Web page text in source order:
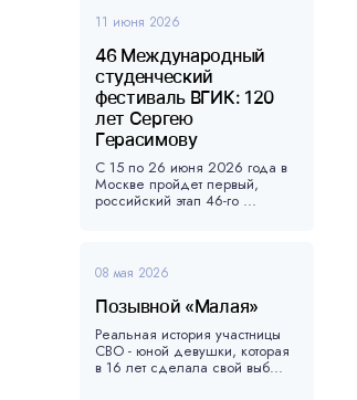
11 июня 2026
46 Международный
студенческий
фестиваль ВГИК: 120
лет Сергею
Герасимову
С 15 по 26 июня 2026 года в
Москве пройдет первый,
российский этап 46-го ...
08 мая 2026
Позывной «Малая»
Реальная история участницы
СВО - юной девушки, которая
в 16 лет сделала свой выб...